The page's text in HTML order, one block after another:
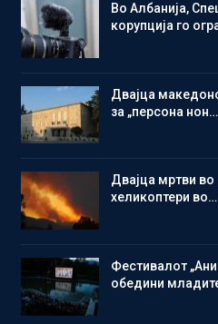
Во Албанија,
корупција го
Двајца
за „персона нон…
Двајца мртви
хеликоптери во…
Фестивалот
обедини